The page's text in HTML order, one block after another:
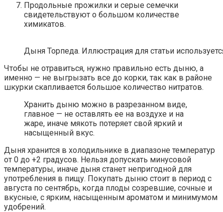
Продольные прожилки и серые семечки
свидетельствуют о большом количестве
химикатов.
Дыня Торпеда. Иллюстрация для статьи
Чтобы не отравиться, нужно правильно есть дыню, а
именно — не выгрызать все до корки, так как в районе
шкурки скапливается большое количество нитратов.
Хранить дыню можно в разрезанном виде,
главное — не оставлять ее на воздухе и на
жаре, иначе мякоть потеряет свой яркий и
насыщенный вкус.
Дыня хранится в холодильнике в диапазоне температур
от 0 до +2 градусов. Нельзя допускать минусовой
температуры, иначе дыня станет непригодной для
употребления в пищу. Покупать дыню стоит в период с
августа по сентябрь, когда плоды созревшие, сочные и
вкусные, с ярким, насыщенным ароматом и минимумом
удобрений.